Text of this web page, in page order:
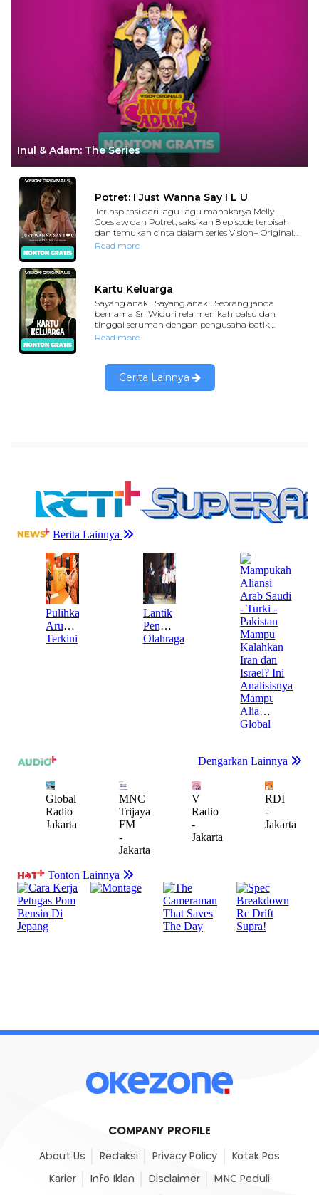
COMPANY PROFILE
About Us Redaksi Privacy Policy Kotak Pos
Karier Info Iklan Disclaimer MNC Peduli